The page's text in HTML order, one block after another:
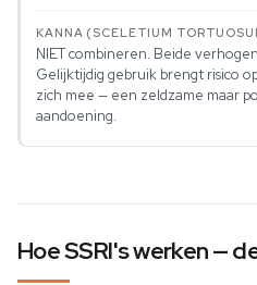
NIET combineren. Beide
Gelijktijdig gebruik brengt risico
zich mee — een zeldzame maar
aandoening.
Hoe SSRI's werken —